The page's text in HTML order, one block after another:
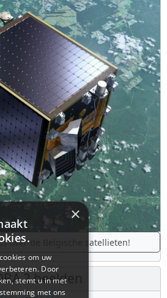
over de Belgische satellieten!
2 beelden
×
om uw
Door
stemt u in met
met ons